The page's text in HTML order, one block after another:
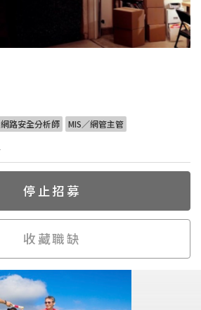
網路安全分析師 MIS／網管主管
停止招募
收藏職缺